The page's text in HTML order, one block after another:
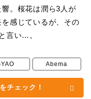
。桜花は潤ら3人が
感じているが、その
言い…。
Abema
チェック！